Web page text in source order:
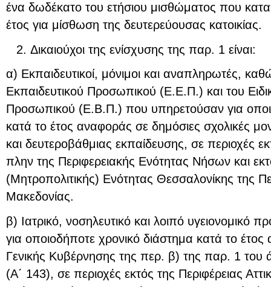
ένα δωδέκατο του ετήσιου μισθώματος που
έτος για μίσθωση της δευτερεύουσας κατοικίας.
Δικαιούχοι της ενίσχυσης της παρ. 1 είναι:
α) Εκπαιδευτικοί, μόνιμοι και αναπληρωτές,
Εκπαιδευτικού Προσωπικού (Ε.Ε.Π.) και του
Προσωπικού (Ε.Β.Π.) που υπηρετούσαν για
κατά το έτος αναφοράς σε δημόσιες σχολικές
και δευτεροβάθμιας εκπαίδευσης, σε περιοχές
πλην της Περιφερειακής Ενότητας Νήσων και
(Μητροπολιτικής) Ενότητας Θεσσαλονίκης της
Μακεδονίας.
β) Ιατρικό, νοσηλευτικό και λοιπό υγειονομικό
για οποιοδήποτε χρονικό διάστημα κατά το
Γενικής Κυβέρνησης της περ. β) της παρ. 1
(Α΄ 143), σε περιοχές εκτός της Περιφέρειας